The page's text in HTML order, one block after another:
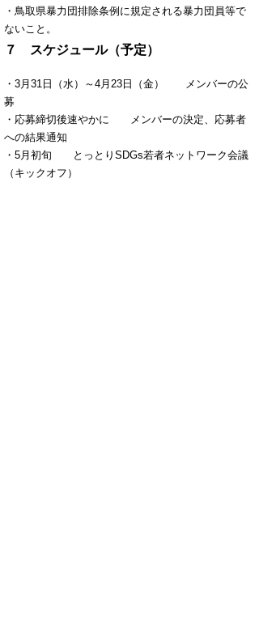
・鳥取県暴力団排除条例に規定される暴力団員等で
ないこと。
７ スケジュール（予定）
・3月31日（水）～4月23日（金） メンバーの公
募
・応募締切後速やかに メンバーの決定、応募者
への結果通知
・5月初旬 とっとりSDGs若者ネットワーク会議
（キックオフ）